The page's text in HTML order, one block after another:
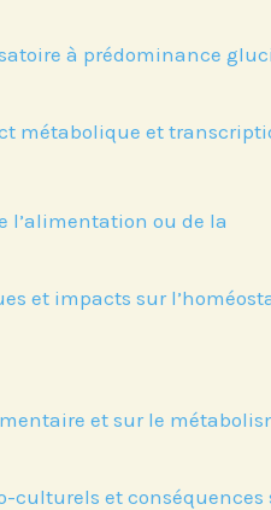
à prédominance
métabolique et
l’alimentation ou de la
et impacts sur
et sur le
culturels et conséquences